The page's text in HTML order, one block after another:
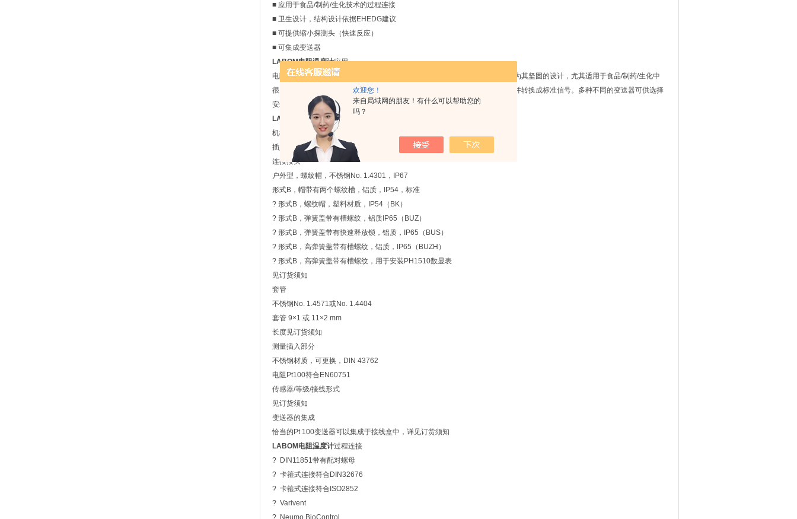
欢迎您！
来自局域网的朋友！有什么可以帮助您的
吗？
■ 应用于食品/制药/生化技术的过程连接
■ 卫生设计，结构设计依据EHEDG建议
■ 可提供缩小探测头（快速反应）
■ 可集成变送器
LABOM电阻温度计应用
电阻式温度计适用于罐体和管道的操作。所有标准过程连接方式都可提供。因为其坚固的设计，尤其适用于食品/制药/生化中
很多的技术过程。电阻的变化，是取决于测量温度的，可以被变送器探测出来并转换成标准信号。多种不同的变送器可供选择
安装于顶部，以适应不同应用的需要。
LABOM电阻温度计 技术数据
机械设计
插入测量（可更换），带有接线盒和套管
连接接头
户外型，螺纹帽，不锈钢No. 1.4301，IP67
形式B，帽带有两个螺纹槽，铝质，IP54，标准
? 形式B，螺纹帽，塑料材质，IP54（BK）
? 形式B，弹簧盖带有槽螺纹，铝质IP65（BUZ）
? 形式B，弹簧盖带有快速释放锁，铝质，IP65（BUS）
? 形式B，高弹簧盖带有槽螺纹，铝质，IP65（BUZH）
? 形式B，高弹簧盖带有槽螺纹，用于安装PH1510数显表
见订货须知
套管
不锈钢No. 1.4571或No. 1.4404
套管 9×1 或 11×2 mm
长度见订货须知
测量插入部分
不锈钢材质，可更换，DIN 43762
电阻Pt100符合EN60751
传感器/等级/接线形式
见订货须知
变送器的集成
恰当的Pt 100变送器可以集成于接线盒中，详见订货须知
LABOM电阻温度计过程连接
? DIN11851带有配对螺母
? 卡箍式连接符合DIN32676
? 卡箍式连接符合ISO2852
? Varivent
? Neumo BioControl